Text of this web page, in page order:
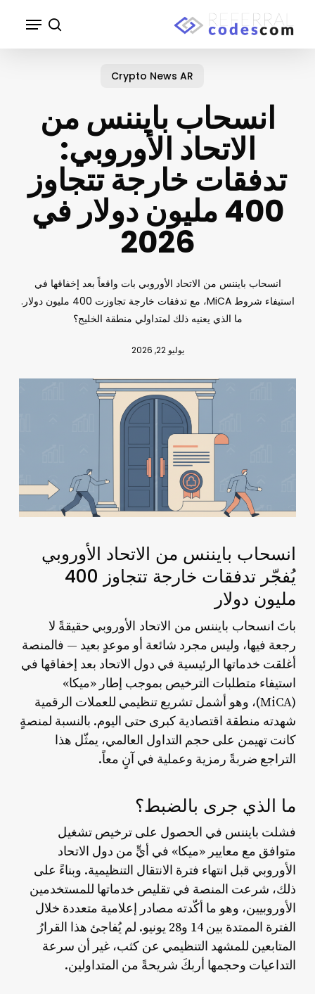
search
Menu
Crypto News AR
انسحاب بايننس من
الاتحاد الأوروبي:
تدفقات خارجة تتجاوز
400 مليون دولار في
2026
انسحاب بايننس من الاتحاد الأوروبي بات واقعاً بعد إخفاقها في
استيفاء شروط MiCA، مع تدفقات خارجة تجاوزت 400 مليون دولار.
ما الذي يعنيه ذلك لمتداولي منطقة الخليج؟
يوليو 22, 2026
انسحاب بايننس من الاتحاد الأوروبي
يُفجّر تدفقات خارجة تتجاوز 400
مليون دولار
باتَ انسحاب بايننس من الاتحاد الأوروبي حقيقةً لا
رجعة فيها، وليس مجرد شائعة أو موعدٍ بعيد — فالمنصة
أغلقت خدماتها الرئيسية في دول الاتحاد بعد إخفاقها في
استيفاء متطلبات الترخيص بموجب إطار «ميكا»
(MiCA)، وهو أشمل تشريع تنظيمي للعملات الرقمية
شهدته منطقة اقتصادية كبرى حتى اليوم. بالنسبة لمنصةٍ
كانت تهيمن على حجم التداول العالمي، يمثّل هذا
التراجع ضربةً رمزية وعملية في آنٍ معاً.
ما الذي جرى بالضبط؟
فشلت بايننس في الحصول على ترخيص تشغيل
متوافق مع معايير «ميكا» في أيٍّ من دول الاتحاد
الأوروبي قبل انتهاء فترة الانتقال التنظيمية. وبناءً على
ذلك، شرعت المنصة في تقليص خدماتها للمستخدمين
الأوروبيين، وهو ما أكّدته مصادر إعلامية متعددة خلال
الفترة الممتدة بين 14 و28 يونيو. لم يُفاجئ هذا القرارُ
المتابعين للمشهد التنظيمي عن كثب، غير أن سرعة
التداعيات وحجمها أربكَ شريحةً من المتداولين.